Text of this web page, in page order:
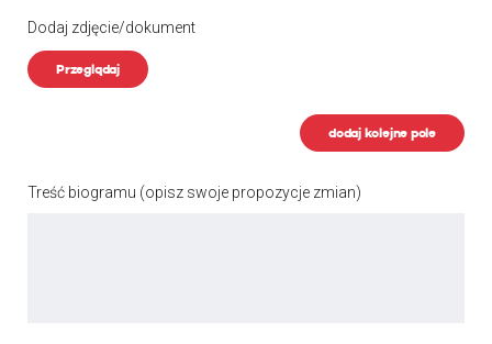
Dodaj zdjęcie/dokument
Przeglądaj
dodaj kolejne pole
Treść biogramu (opisz swoje propozycje zmian)